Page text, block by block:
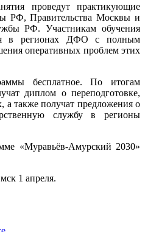
проведут практикующие
РФ, Правительства Москвы и
РФ. Участникам обучения
в регионах ДФО с полным
оперативных проблем этих
бесплатное. По итогам
диплом о переподготовке,
а также получат предложения о
службу в регионы
«Муравьёв-Амурский 2030»
1 апреля.